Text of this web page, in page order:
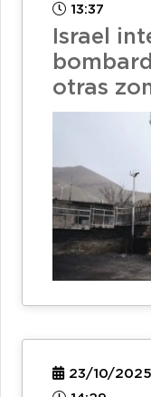
13:37
Israel
otras
23/10/2025